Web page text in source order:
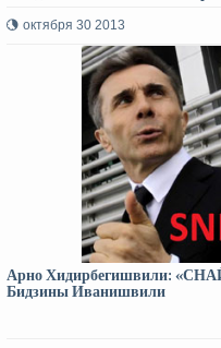
октября 30 2013
Арно Хидирбегишвили:
Бидзины Иванишвили